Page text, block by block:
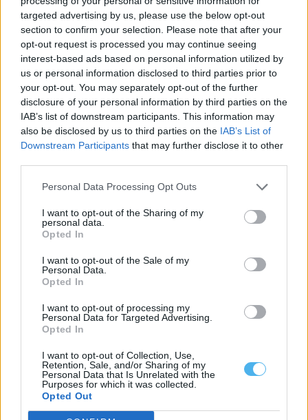
targeted advertising by us, please use the below opt-out
section to confirm your selection. Please note that after your
opt-out request is processed you may continue seeing
interest-based ads based on personal information utilized by
us or personal information disclosed to third parties prior to
your opt-out. You may separately opt-out of the further
disclosure of your personal information by third parties on the
IAB’s list of downstream participants. This information may
also be disclosed by us to third parties on the IAB’s List of
Downstream Participants that may further disclose it to other
Personal Data Processing Opt Outs
I want to opt-out of the Sharing of my
personal data.
Opted In
I want to opt-out of the Sale of my
Personal Data.
Opted In
I want to opt-out of processing my
Personal Data for Targeted Advertising.
Opted In
I want to opt-out of Collection, Use,
Retention, Sale, and/or Sharing of my
Personal Data that Is Unrelated with the
Purposes for which it was collected.
Opted Out
Granja
Mourão, com quatro espetáculos...
6 Agosto, 2026 - 14:24